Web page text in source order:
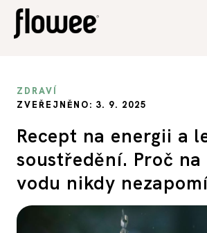
PSYCHOLOGIE
ZDRAVÍ
ZVEŘEJNĚNO: 3. 9. 2025
Recept na energii a
soustředění. Proč na
vodu nikdy